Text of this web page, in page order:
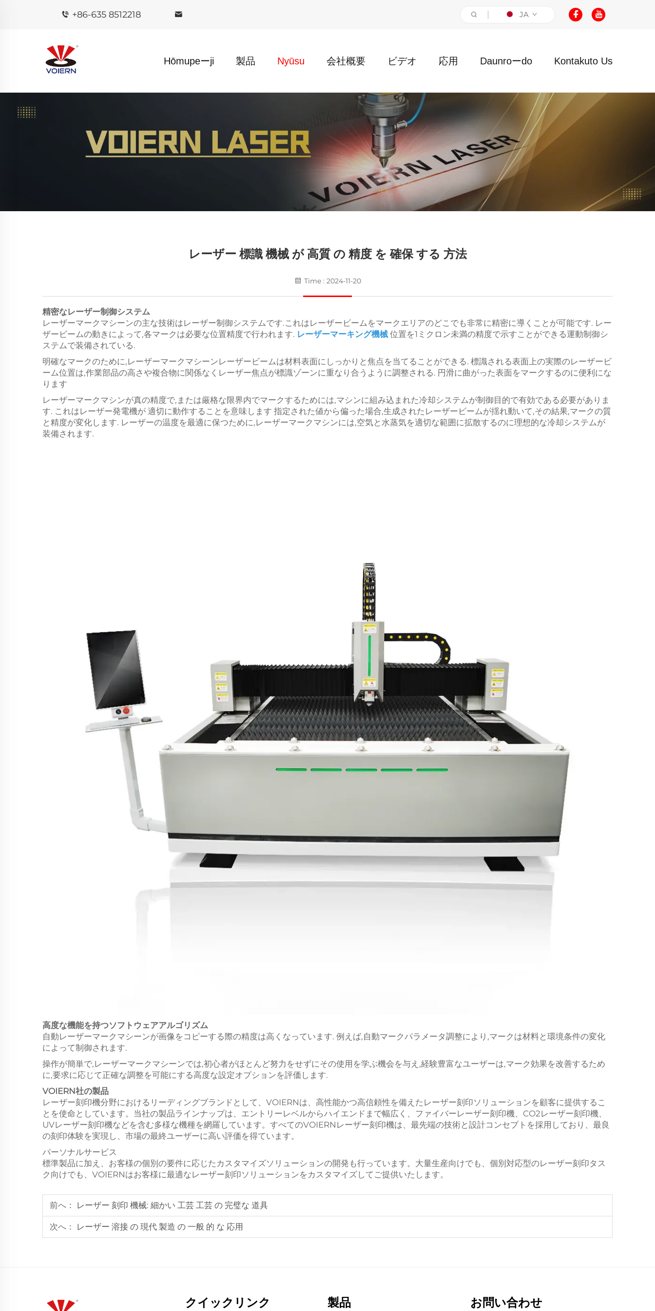
+86-635 8512218 JA
Hōmupeーji 製品 Nyūsu 会社概要 ビデオ 応用 Daunroーdo Kontakuto Us
レーザー 標識 機械 が 高質 の 精度 を 確保 する 方法
Time : 2024-11-20
精密なレーザー制御システム
レーザーマークマシーンの主な技術はレーザー制御システムです.これはレーザービームをマークエリアのどこでも非常に精密に導くことが可能です. レー
ザービームの動きによって,各マークは必要な位置精度で行われます. レーザーマーキング機械 位置を1ミクロン未満の精度で示すことができる運動制御シ
ステムで装備されている.
明確なマークのために,レーザーマークマシーンレーザービームは材料表面にしっかりと焦点を当てることができる. 標識される表面上の実際のレーザービ
ーム位置は,作業部品の高さや複合物に関係なくレーザー焦点が標識ゾーンに重なり合うように調整される. 円滑に曲がった表面をマークするのに便利にな
ります
レーザーマークマシンが真の精度で,または厳格な限界内でマークするためには,マシンに組み込まれた冷却システムが制御目的で有効である必要がありま
す. これはレーザー発電機が 適切に動作することを意味します 指定された値から偏った場合,生成されたレーザービームが揺れ動いて,その結果,マークの質
と精度が変化します. レーザーの温度を最適に保つために,レーザーマークマシンには,空気と水蒸気を適切な範囲に拡散するのに理想的な冷却システムが
装備されます.
高度な機能を持つソフトウェアアルゴリズム
自動レーザーマークマシーンが画像をコピーする際の精度は高くなっています. 例えば,自動マークパラメータ調整により,マークは材料と環境条件の変化
によって制御されます.
操作が簡単で,レーザーマークマシーンでは,初心者がほとんど努力をせずにその使用を学ぶ機会を与え,経験豊富なユーザーは,マーク効果を改善するため
に,要求に応じて正確な調整を可能にする高度な設定オプションを評価します.
VOIERN社の製品
レーザー刻印機分野におけるリーディングブランドとして、VOIERNは、高性能かつ高信頼性を備えたレーザー刻印ソリューションを顧客に提供するこ
とを使命としています。当社の製品ラインナップは、エントリーレベルからハイエンドまで幅広く、ファイバーレーザー刻印機、CO2レーザー刻印機、
UVレーザー刻印機などを含む多様な機種を網羅しています。すべてのVOIERNレーザー刻印機は、最先端の技術と設計コンセプトを採用しており、最良
の刻印体験を実現し、市場の最終ユーザーに高い評価を得ています。
パーソナルサービス
標準製品に加え、お客様の個別の要件に応じたカスタマイズソリューションの開発も行っています。大量生産向けでも、個別対応型のレーザー刻印タス
ク向けでも、VOIERNはお客様に最適なレーザー刻印ソリューションをカスタマイズしてご提供いたします。
前へ： レーザー 刻印 機械: 細かい 工芸 工芸 の 完璧な 道具
次へ： レーザー 溶接 の 現代 製造 の 一般 的 な 応用
クイックリンク 製品 お問い合わせ